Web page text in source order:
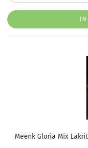
Meenk Gloria Mix